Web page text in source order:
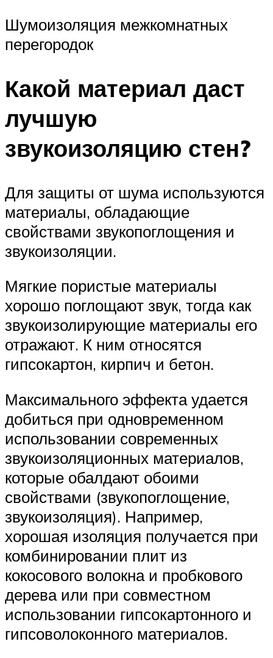
Шумоизоляция межкомнатных
перегородок
Какой материал даст
лучшую
звукоизоляцию стен?
Для защиты от шума используются
материалы, обладающие
свойствами звукопоглощения и
звукоизоляции.
Мягкие пористые материалы
хорошо поглощают звук, тогда как
звукоизолирующие материалы его
отражают. К ним относятся
гипсокартон, кирпич и бетон.
Максимального эффекта удается
добиться при одновременном
использовании современных
звукоизоляционных материалов,
которые обалдают обоими
свойствами (звукопоглощение,
звукоизоляция). Например,
хорошая изоляция получается при
комбинировании плит из
кокосового волокна и пробкового
дерева или при совместном
использовании гипсокартонного и
гипсоволоконного материалов.